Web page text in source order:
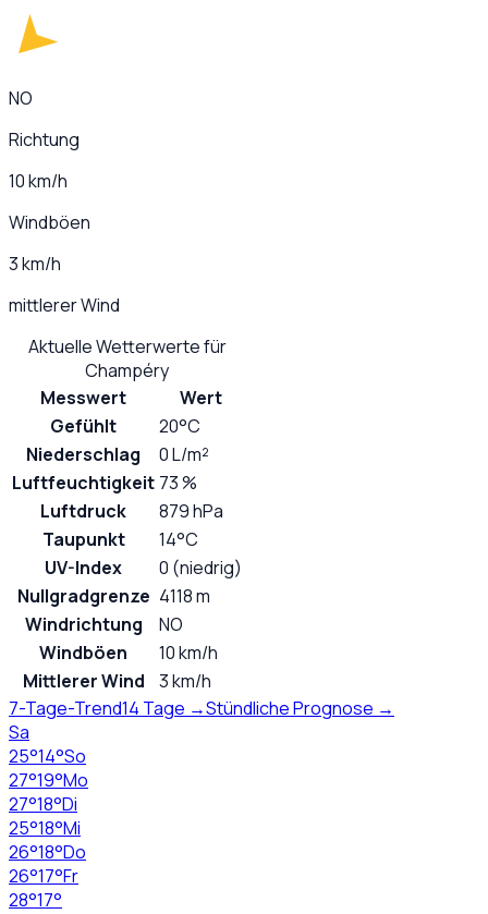
NO
Richtung
10 km/h
Windböen
3 km/h
mittlerer Wind
Aktuelle Wetterwerte für
Champéry
Messwert
Wert
Gefühlt
20°C
Niederschlag
0 L/m²
Luftfeuchtigkeit 73 %
Luftdruck
879 hPa
Taupunkt
14°C
UV-Index
0 (niedrig)
Nullgradgrenze 4118 m
Windrichtung
NO
Windböen
10 km/h
Mittlerer Wind
3 km/h
7-Tage-Trend14 Tage →Stündliche Prognose →
Sa
25°14°So
27°19°Mo
27°18°Di
25°18°Mi
26°18°Do
26°17°Fr
28°17°